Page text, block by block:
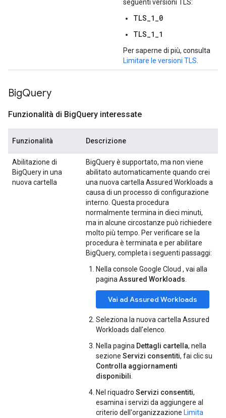
seguenti versioni TLS:
TLS_1_0
TLS_1_1
Per saperne di più, consulta
Limitare le versioni TLS
BigQuery
Funzionalità di BigQuery interessate
Funzionalità Descrizione
Abilitazione di
BigQuery in una
nuova cartella
BigQuery è supportato, ma non viene
abilitato automaticamente quando crei
una nuova cartella Assured Workloads a
causa di un processo di configurazione
interno. Questa procedura
normalmente termina in dieci minuti,
ma in alcune circostanze può richiedere
molto più tempo. Per verificare se la
procedura è terminata e per abilitare
BigQuery, completa i seguenti passaggi:
Nella console Google Cloud , vai alla
pagina Assured Workloads
Vai ad Assured Workloads
Seleziona la nuova cartella Assured
Workloads dall'elenco.
Nella pagina Dettagli cartella, nella
sezione Servizi consentiti, fai clic su
Controlla aggiornamenti
disponibili
Nel riquadro Servizi consentiti,
esamina i servizi da aggiungere al
criterio dell'organizzazione Limita